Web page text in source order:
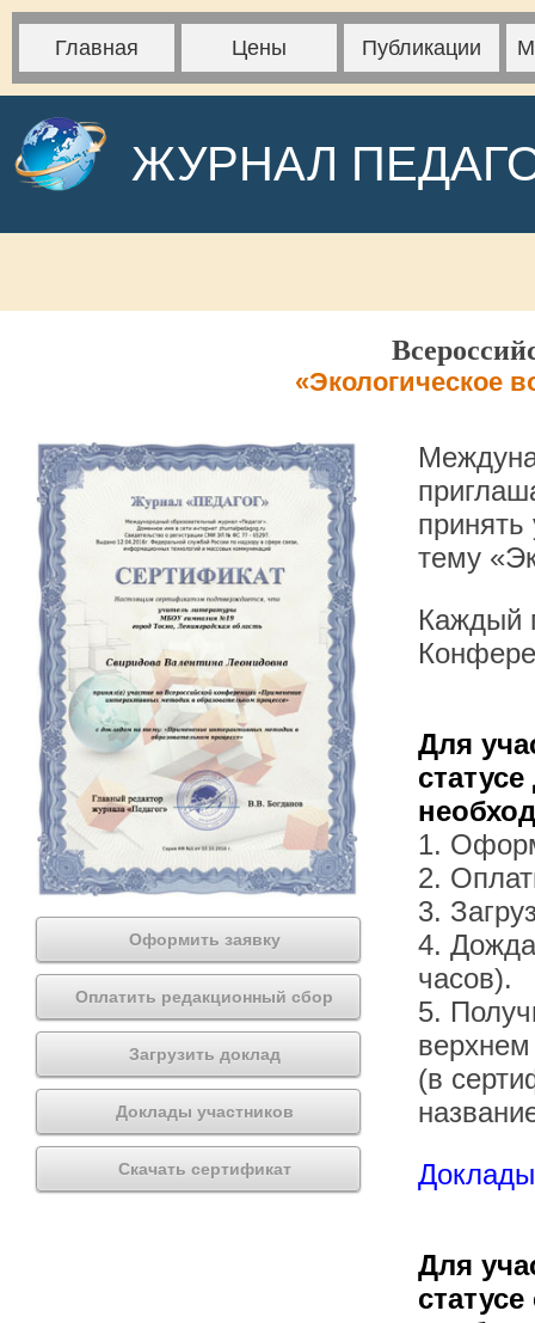
Главная Цены Публикации
ЖУРНАЛ
«Экологическое
Оформить заявку
Оплатить редакционный сбор
Загрузить доклад
Доклады участников
Скачать сертификат
тему
Каждый
Для
1.
2.
3.
4.
часов).
5.
(в
Для